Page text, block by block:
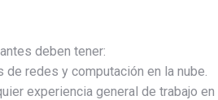
deben tener:
redes y computación en la nube.
experiencia general de trabajo en